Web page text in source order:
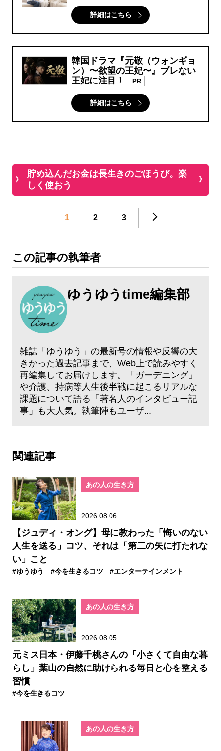
詳細はこちら
韓国ドラマ『元敬（ウォンギョ
ン）〜欲望の王妃〜』ブレない
王妃に注目！
PR
詳細はこちら
貯め込んだお金は長生きのごほうび。楽
しく使おう
1 2 3
この記事の執筆者
ゆうゆうtime編集部
雑誌「ゆうゆう」の最新号の情報や反響の大
きかった過去記事まで、Web上で読みやすく
再編集してお届けします。「ガーデニング」
や介護、持病等人生後半戦に起こるリアルな
課題について語る「著名人のインタビュー記
事」も大人気。執筆陣もユーザ...
関連記事
あの人の生き方
2026.08.06
【ジュディ・オング】母に教わった「悔いのない
人生を送る」コツ、それは「第二の矢に打たれな
い」こと
#ゆうゆう #今を生きるコツ #エンターテインメント
あの人の生き方
2026.08.05
元ミス日本・伊藤千桃さんの「小さくて自由な暮
らし」葉山の自然に助けられる毎日と心を整える
習慣
#今を生きるコツ
あの人の生き方